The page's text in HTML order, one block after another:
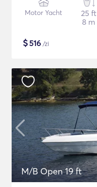
Motor Yacht
25 ft
8 m
$516 /zi
M/B Open 19 ft